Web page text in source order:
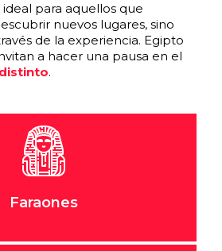
para aquellos que
nuevos lugares, sino
de la experiencia. Egipto
a hacer una pausa en el
.
Faraones